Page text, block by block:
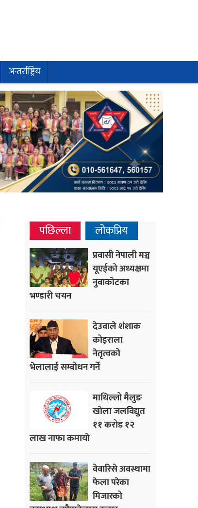
अन्तर्राष्ट्रिय
पछिल्ला लोकप्रिय
प्रवासी नेपाली मञ्च
यूएईको अध्यक्षमा
नुवाकोटका
भण्डारी चयन
देउवाले शंशाक
कोइराला
नेतृत्वको
भेलालाई सम्बोधन गर्ने
माथिल्लो मैलुङ
खोला जलविद्युत
११ करोड १२
लाख नाफा कमायाे
वेवारिसे अवस्थामा
फेला परेका
मिजारको